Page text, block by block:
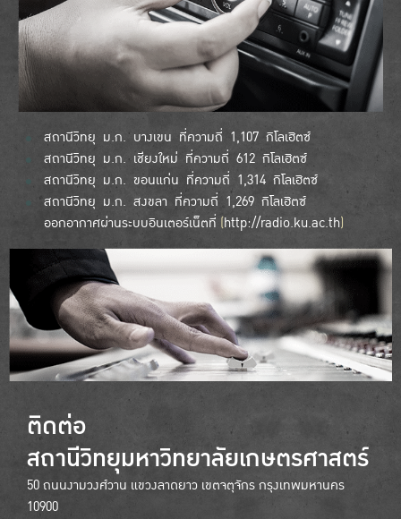
สถานีวิทยุ ม.ก. บางเขน ที่ความถี่ 1,107 กิโลเฮิตซ์
สถานีวิทยุ ม.ก. เชียงใหม่ ที่ความถี่ 612 กิโลเฮิตซ์
สถานีวิทยุ ม.ก. ขอนแก่น ที่ความถี่ 1,314 กิโลเฮิตซ์
สถานีวิทยุ ม.ก. สงขลา ที่ความถี่ 1,269 กิโลเฮิตซ์
ออกอากาศผ่านระบบอินเตอร์เน็ตที่ (http://radio.ku.ac.th)
ติดต่อ
สถานีวิทยุมหาวิทยาลัยเกษตรศาสตร์
50 ถนนงามวงศ์วาน แขวงลาดยาว เขตจตุจักร กรุงเทพมหานคร
10900